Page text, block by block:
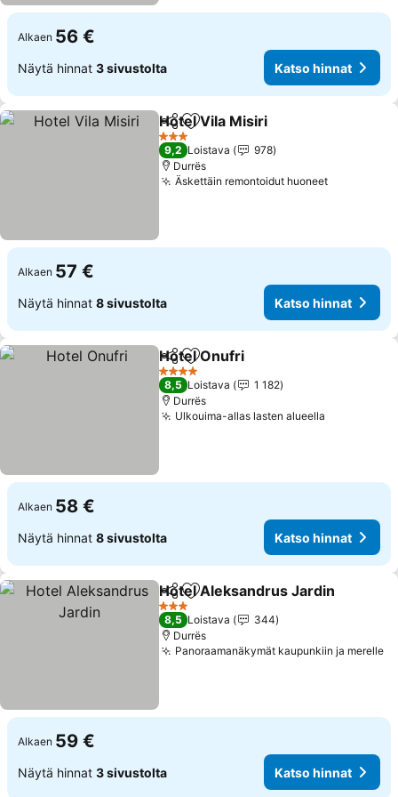
Alkaen 56 €
Näytä hinnat 3 sivustolta Katso hinnat
Jaa Lisää suosikkeihin
Hotel Vila Misiri
3 Tähtiluokitus
9,2 Loistava
978
Durrës
Äskettäin remontoidut huoneetKatso
Alkaen 57 €
Näytä hinnat 8 sivustolta Katso hinnat
Jaa Lisää suosikkeihin
Hotel Onufri
4 Tähtiluokitus
8,5 Loistava
1 182
Durrës
Ulkouima-allas lasten alueella
Alkaen 58 €
Näytä hinnat 8 sivustolta Katso hinnat
Jaa Lisää suosikkeihin
Hotel Aleksandrus Jardin
3 Tähtiluokitus
8,5 Loistava
344
Durrës
Panoraamanäkymät kaupunkiin ja merelle
Alkaen 59 €
Näytä hinnat 3 sivustolta Katso hinnat